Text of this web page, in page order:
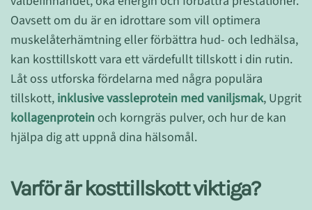
Oavsett om du är en idrottare som vill optimera
muskelåterhämtning eller förbättra hud- och ledhälsa,
kan kosttillskott vara ett värdefullt tillskott i din rutin.
Låt oss utforska fördelarna med några populära
tillskott, inklusive vassleprotein med vaniljsmak, Upgrit
kollagenprotein och korngräs pulver, och hur de kan
hjälpa dig att uppnå dina hälsomål.
Varför är kosttillskott viktiga?